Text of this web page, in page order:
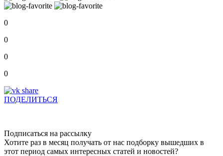
0
0
0
0
ПОДЕЛИТЬСЯ
Подписаться на рассылку
Хотите раз в месяц получать от нас подборку вышедших в
этот период самых интересных статей и новостей?